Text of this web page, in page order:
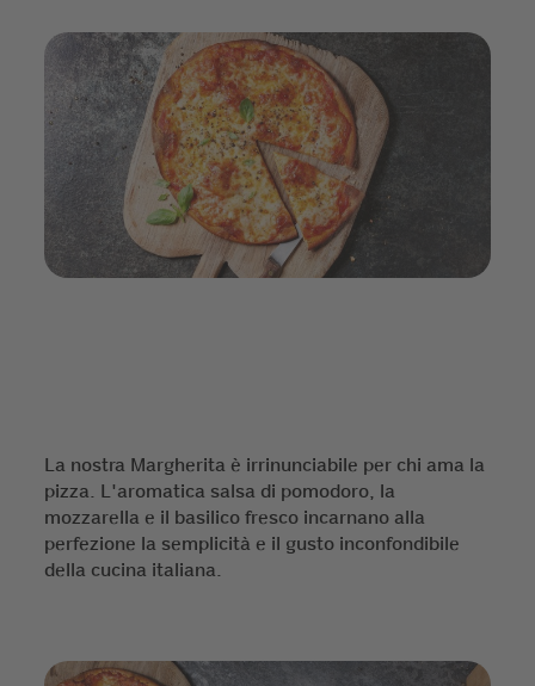
La nostra Margherita è irrinunciabile per chi ama la
pizza. L'aromatica salsa di pomodoro, la
mozzarella e il basilico fresco incarnano alla
perfezione la semplicità e il gusto inconfondibile
della cucina italiana.